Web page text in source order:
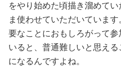
をやり始めた頃描き溜めて
ま使わせていただいていま
要なことにおもしろがって
いると、普通難しいと思え
になるんですよね。